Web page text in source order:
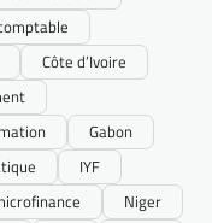
Côte d’Ivoire
Gabon
IYF
Niger